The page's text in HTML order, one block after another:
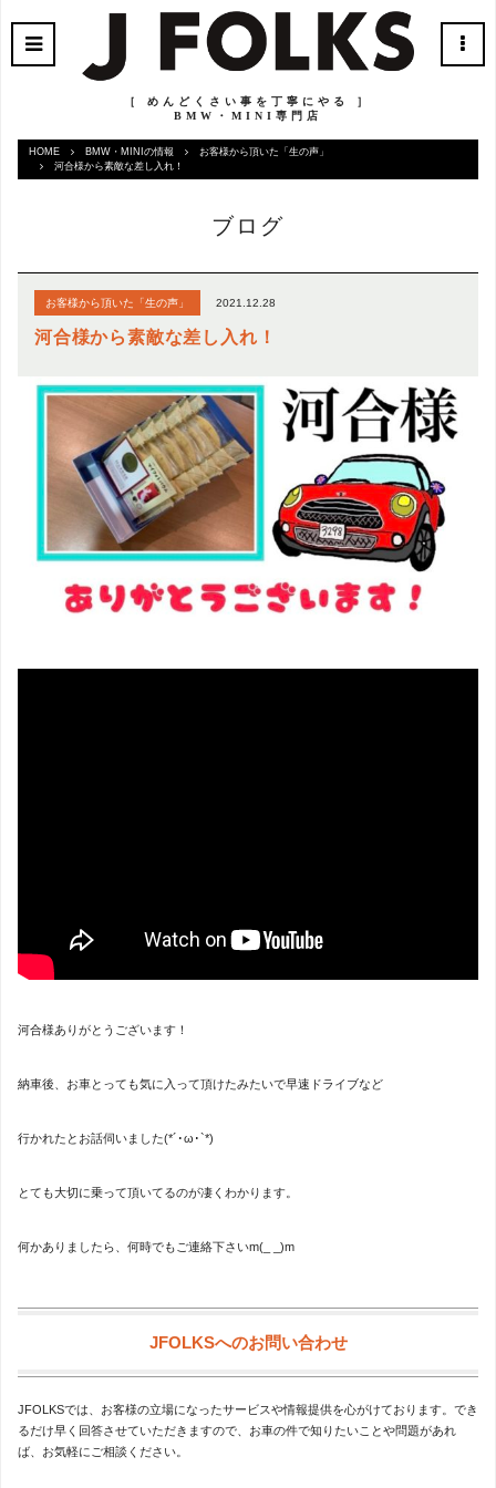
［ めんどくさい事を丁寧にやる ］
BMW・MINI専門店
HOME BMW・MINIの情報
お客様から頂いた「生の声」
河合様から素敵な差し入れ！
ブログ
お客様から頂いた「生の声」 2021.12.28
河合様から素敵な差し入れ！
河合様ありがとうございます！
納車後、お車とっても気に入って頂けたみたいで早速ドライブなど
行かれたとお話伺いました(*´･ω･`*)
とても大切に乗って頂いてるのが凄くわかります。
何かありましたら、何時でもご連絡下さいm(_ _)m
JFOLKSへのお問い合わせ
JFOLKSでは、お客様の立場になったサービスや情報提供を心がけております。でき
るだけ早く回答させていただきますので、お車の件で知りたいことや問題があれ
ば、お気軽にご相談ください。